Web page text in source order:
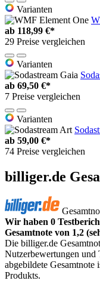
Varianten
ab 118,99 €*
29 Preise vergleichen
Varianten
ab 69,50 €*
7 Preise vergleichen
Varianten
ab 59,00 €*
74 Preise vergleichen
billiger.de
Wir haben 0
Gesamtnote von 1,2
Die billiger.de
Nutzerbewertungen und
abgebildete Gesamtnote
Produkts.